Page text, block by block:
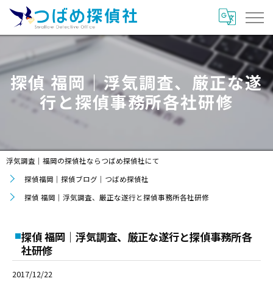
探偵 福岡｜浮気調査、厳正な遂
行と探偵事務所各社研修
浮気調査｜福岡の探偵社ならつばめ探偵社にて
探偵福岡｜探偵ブログ｜つばめ探偵社
探偵 福岡｜浮気調査、厳正な遂行と探偵事務所各社研修
探偵 福岡｜浮気調査、厳正な遂行と探偵事務所各
社研修
2017/12/22